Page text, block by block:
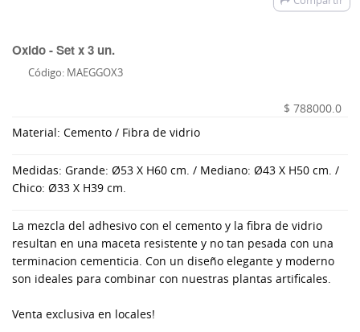
Oxido - Set x 3 un.
Código: MAEGGOX3
$ 788000.0
Material: Cemento / Fibra de vidrio
Medidas: Grande: Ø53 X H60 cm. / Mediano: Ø43 X H50 cm. /
Chico: Ø33 X H39 cm.
La mezcla del adhesivo con el cemento y la fibra de vidrio
resultan en una maceta resistente y no tan pesada con una
terminacion cementicia. Con un diseño elegante y moderno
son ideales para combinar con nuestras plantas artificales.
Venta exclusiva en locales!